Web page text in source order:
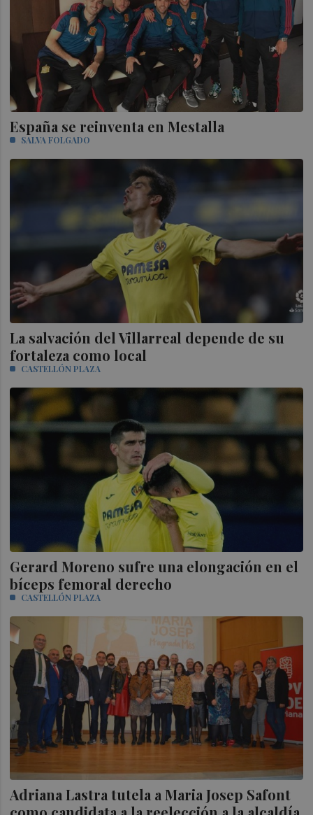
España se reinventa en Mestalla
SALVA FOLGADO
La salvación del Villarreal depende de su
fortaleza como local
CASTELLÓN PLAZA
Gerard Moreno sufre una elongación en el
bíceps femoral derecho
CASTELLÓN PLAZA
Adriana Lastra tutela a Maria Josep Safont